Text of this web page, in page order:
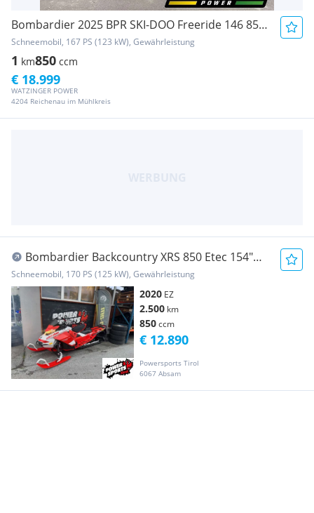
Bombardier 2025 BPR SKI-DOO Freeride 146 850 E-TEC ** LAGE...
Schneemobil, 167 PS (123 kW), Gewährleistung
1 km850 ccm
WATZINGER POWER
4204 Reichenau im Mühlkreis
€ 18.999
Bombardier Backcountry XRS 850 Etec 154"
2020
Schneemobil, 170 PS (125 kW), Gewährleistung
2020 EZ
2.500 km
850ccm
Powersports Tirol
6067 Absam
€ 12.890